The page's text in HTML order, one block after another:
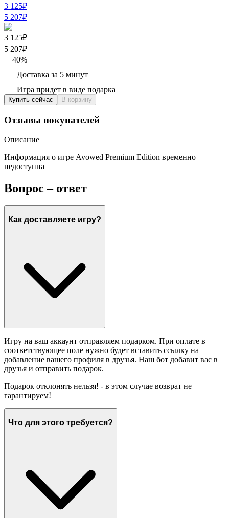
3 125₽
5 207₽
3 125₽
5 207₽
40%
Доставка за 5 минут
Игра придет в виде подарка
Купить сейчас В корзину
Отзывы покупателей
Описание
Информация о игре Avowed Premium Edition временно
недоступна
Вопрос – ответ
Как доставляете игру?
Игру на ваш аккаунт отправляем подарком. При оплате в
соответствующее поле нужно будет вставить ссылку на
добавление вашего профиля в друзья. Наш бот добавит вас в
друзья и отправить подарок.
Подарок отклонять нельзя! - в этом случае возврат не
гарантируем!
Что для этого требуется?